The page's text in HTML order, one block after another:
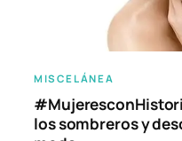
MISCELÁNEA
los sombreros y